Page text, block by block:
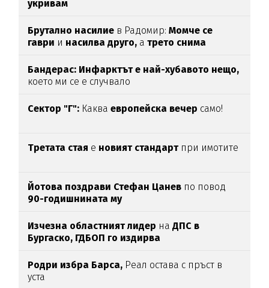
укривам
Брутално насилие в Радомир:Момче се
гаври и насилва друго, атрето снима
Бандерас: Инфарктът е най-хубавото нещо,
което ми се е случвало
Сектор "Г": Какваевропейска вечер само!
Третата стая е новият стандартпри имотите
Йотова поздрави Стефан Цанев по повод
90-годишнината му
Изчезна областният лидер наДПС в
Бургаско, ГДБОП го издирва
Родри избра Барса, Реал остава с пръст в
уста